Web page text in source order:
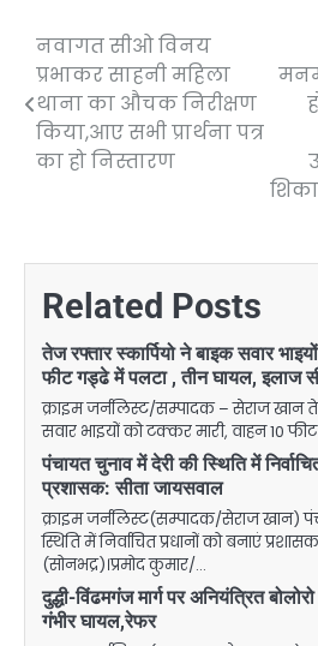
Post
navigation
नवागत सीओ विनय
प्रभाकर साहनी महिला
थाना का औचक निरीक्षण
किया,आए सभी प्रार्थना पत्र
का हो निस्तारण
Related Posts
तेज रफ्तार स्कार्पियो ने बाइक सवार
फीट गड्ढे में पलटा , तीन घायल, इलाज
क्राइम जर्नलिस्ट/सम्पादक – सेराज खान
सवार भाइयों को टक्कर मारी, वाहन 10
पंचायत चुनाव में देरी की स्थिति में
प्रशासक: सीता जायसवाल
क्राइम जर्नलिस्ट(सम्पादक/सेराज खान)
स्थिति में निर्वाचित प्रधानों को बनाएं
(सोनभद्र)।प्रमोद कुमार/…
दुद्धी-विंढमगंज मार्ग पर अनियंत्रित
गंभीर घायल,रेफर